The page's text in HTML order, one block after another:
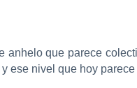
que parece
ese nivel que hoy